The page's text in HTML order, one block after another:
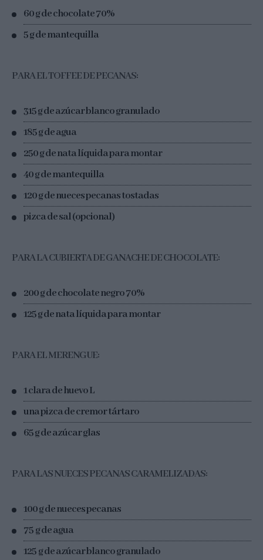
60 g de chocolate 70%
5 g de mantequilla
PARA EL TOFFEE DE PECANAS:
315 g de azúcar blanco granulado
185 g de agua
250 g de nata líquida para montar
40 g de mantequilla
120 g de nueces pecanas tostadas
pizca de sal (opcional)
PARA LA CUBIERTA DE GANACHE DE CHOCOLATE:
200 g de chocolate negro 70%
125 g de nata líquida para montar
PARA EL MERENGUE:
1 clara de huevo L
una pizca de cremor tártaro
65 g de azúcar glas
PARA LAS NUECES PECANAS CARAMELIZADAS:
100 g de nueces pecanas
75 g de agua
125 g de azúcar blanco granulado